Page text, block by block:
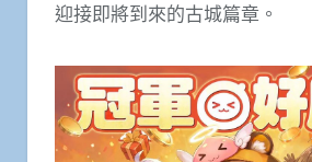
迎接即將到來的古城篇章。